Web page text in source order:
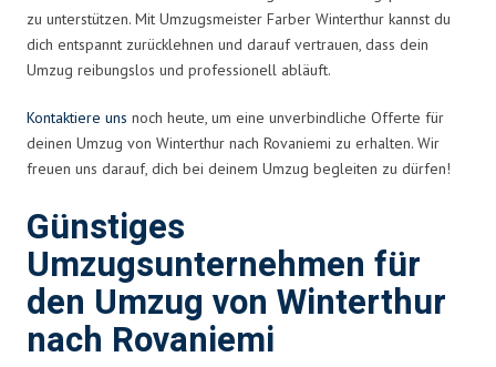
zu unterstützen. Mit Umzugsmeister Farber Winterthur kannst du
dich entspannt zurücklehnen und darauf vertrauen, dass dein
Umzug reibungslos und professionell abläuft.
Kontaktiere uns noch heute, um eine unverbindliche Offerte für
deinen Umzug von Winterthur nach Rovaniemi zu erhalten. Wir
freuen uns darauf, dich bei deinem Umzug begleiten zu dürfen!
Günstiges
Umzugsunternehmen für
den Umzug von Winterthur
nach Rovaniemi